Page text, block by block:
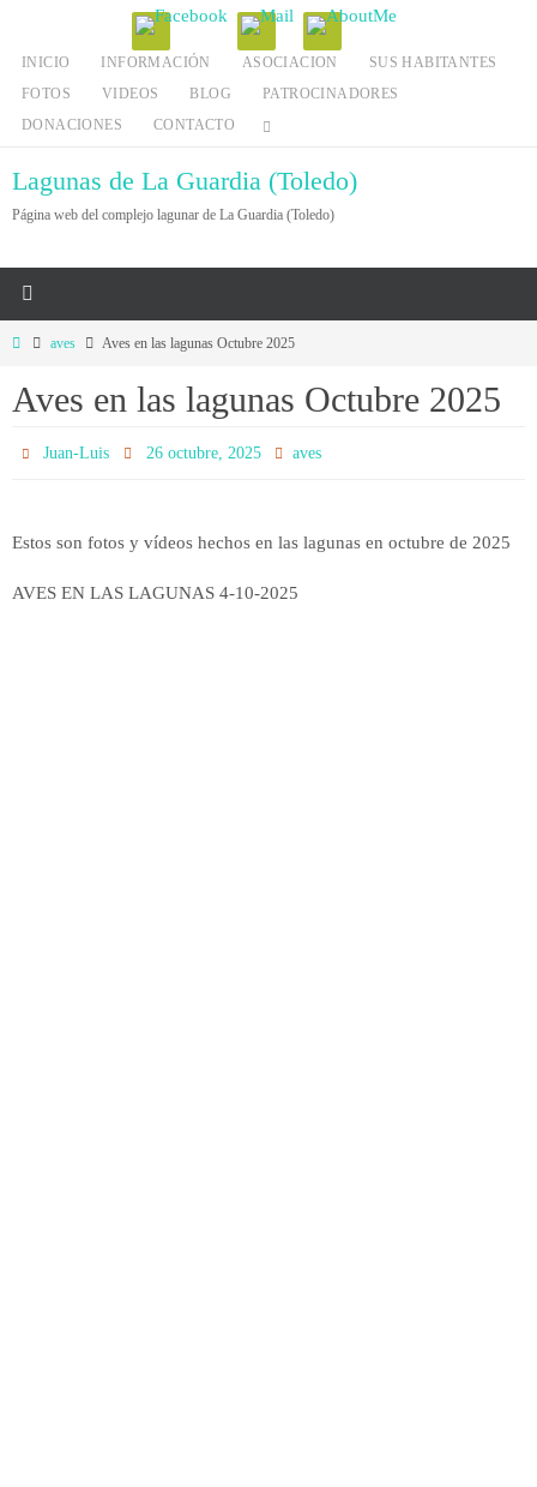
contenido
INICIO INFORMACIÓN ASOCIACION
SUS HABITANTES
FOTOS
VIDEOS BLOG
PATROCINADORES
DONACIONES
CONTACTO
Lagunas de La Guardia (Toledo)
Página web del complejo lagunar de La Guardia (Toledo)
Inicioaves Aves en las lagunas Octubre 2025
Aves en las lagunas Octubre 2025
Juan-Luis 26 octubre, 2025 aves
Estos son fotos y vídeos hechos en las lagunas en octubre de 2025
AVES EN LAS LAGUNAS 4-10-2025